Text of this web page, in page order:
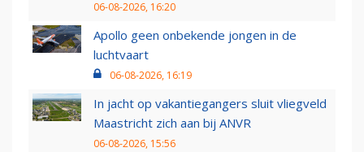
06-08-2026, 16:20
Apollo geen onbekende jongen in de
luchtvaart
06-08-2026, 16:19
In jacht op vakantiegangers sluit vliegveld
Maastricht zich aan bij ANVR
06-08-2026, 15:56